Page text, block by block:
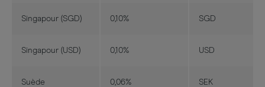
Singapour (SGD) 0,10% SGD
Singapour (USD) 0,10% USD
Suède 0,06% SEK